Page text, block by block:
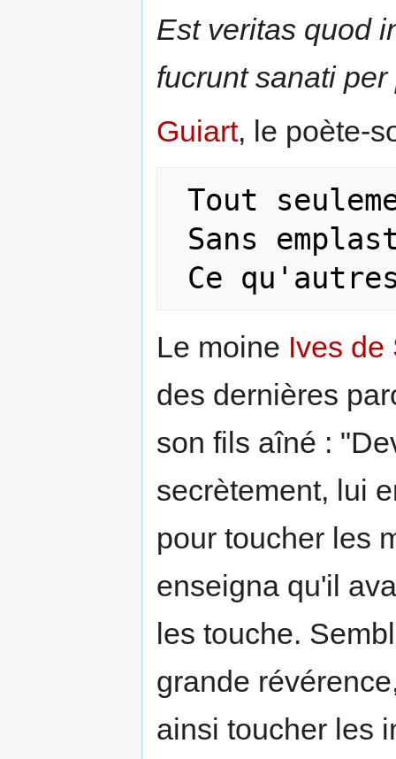
Est veritas quod
fucrunt sanati
Guiart, le poète-
Le moine Ives de
des dernières
son fils aîné :
secrètement, lui
pour toucher les
enseigna qu'il
les touche.
grande
ainsi toucher les